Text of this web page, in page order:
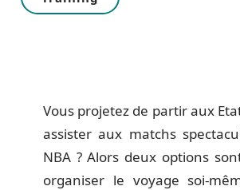
Vous projetez de partir aux
assister aux matchs
NBA ? Alors deux options
organiser le voyage soi-